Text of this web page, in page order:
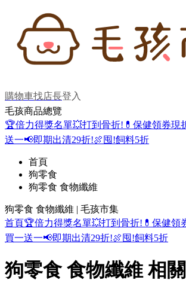
購物車找店長登入
毛孩商品總覽
🏆倍力得獎名單💥打到骨折! 💊保健領券現
送一📢即期出清29折!🍖囤!飼料5折
首頁
狗零食
狗零食 食物纖維
狗零食 食物纖維 | 毛孩市集
首頁🏆倍力得獎名單💥打到骨折! 💊保健領
買一送一📢即期出清29折!🍖囤!飼料5折
狗零食 食物纖維 相